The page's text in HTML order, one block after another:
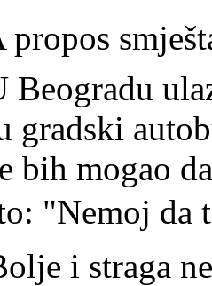
propos
Beogradu
gradski
bih mogao
"Nemoj da
i straga